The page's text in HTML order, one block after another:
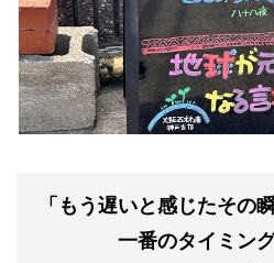
「もう遅いと感じたその
一番のタイミン